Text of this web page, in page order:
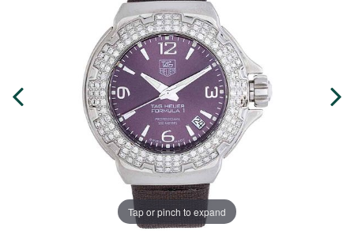
Tap or pinch to expand